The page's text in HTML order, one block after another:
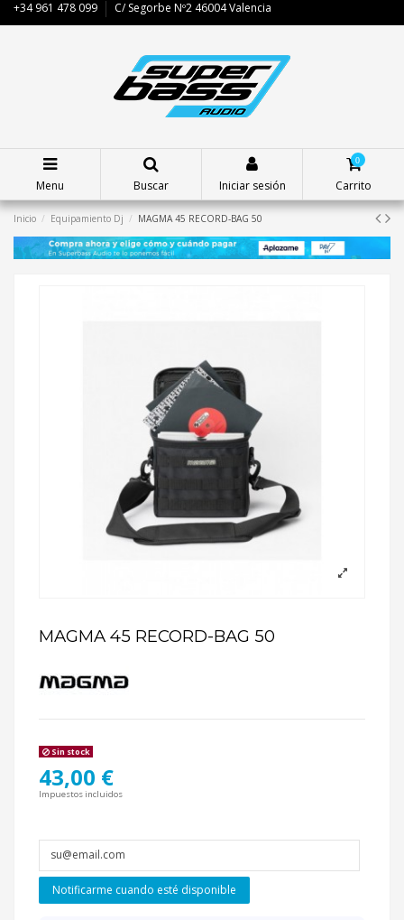
+34 961 478 099 C/ Segorbe Nº2 46004 Valencia
Menu Buscar Iniciar sesión
0
Carrito
Inicio Equipamiento Dj MAGMA 45 RECORD-BAG 50
MAGMA 45 RECORD-BAG 50
Sin stock
43,00 €
Impuestos incluidos
Notificarme cuando esté disponible